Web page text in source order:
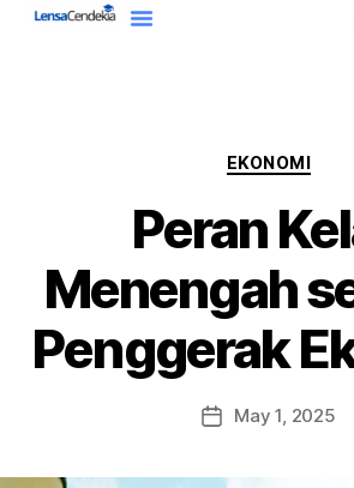
EKONOMI
Peran
Menengah
Penggerak
May 1, 2025